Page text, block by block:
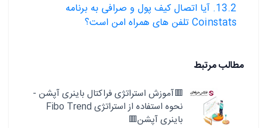
13.2. آیا اتصال کیف پول و صرافی به برنامه
Coinstats تلفن های همراه امن است؟
مطالب مرتبط
🟥آموزش استراتژی فراکتال باینری آپشن -
نحوه استفاده از استراتژی Fibo Trend
باینری آپشن🟥